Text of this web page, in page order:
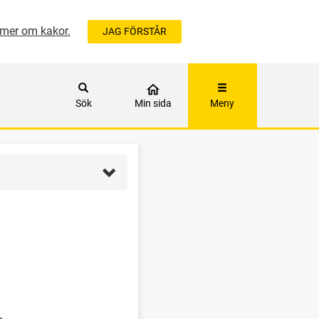
om kakor. JAG FÖRSTÅR
Sök Min sida Meny